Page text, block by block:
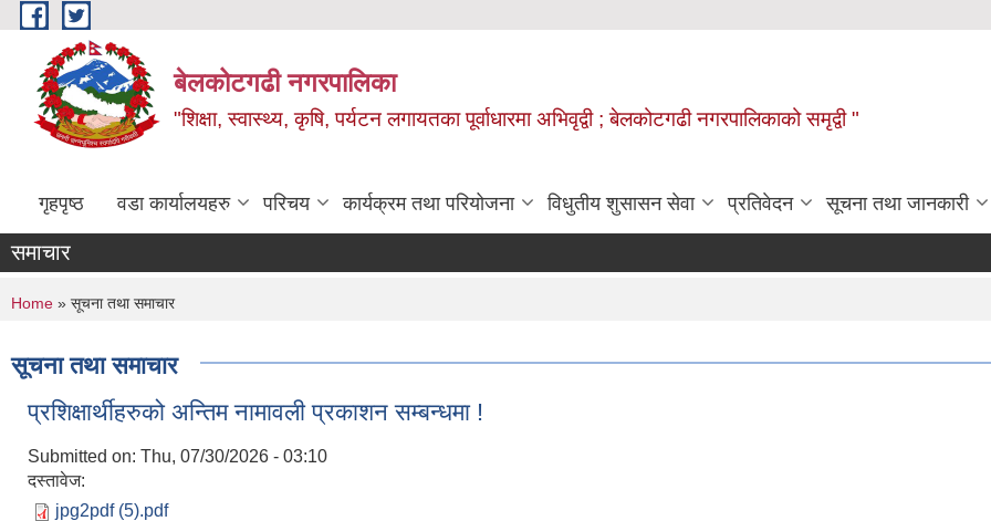
Skip to main content
बेलकोटगढी नगरपालिका
"शिक्षा, स्वास्थ्य, कृषि, पर्यटन लगायतका पूर्वाधारमा अभिवृद्वी ; बेलकोटगढी नगरपालिकाको समृद्वी "
गृहपृष्ठ वडा कार्यालयहरु परिचय कार्यक्रम तथा परियोजना विधुतीय शुसासन सेवा प्रतिवेदन सूचना तथा जानकारी
समाचार
You are here
Home » सूचना तथा समाचार
सूचना तथा समाचार
प्रशिक्षार्थीहरुको अन्तिम नामावली प्रकाशन सम्बन्धमा !
Submitted on: Thu, 07/30/2026 - 03:10
दस्तावेज:
jpg2pdf (5).pdf